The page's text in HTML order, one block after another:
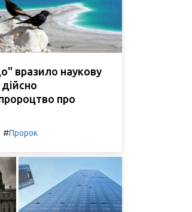
вразило наукову
про
#Пророк